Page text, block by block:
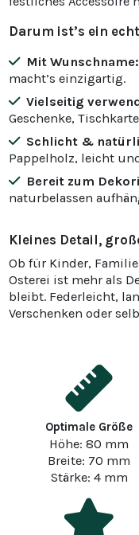
Darum ist’s ein
Mit Wunschname:
macht’s einzigartig.
Vielseitig
Geschenke,
Schlicht &
Pappelholz, leicht
Bereit zum
naturbelassen
Kleines Detail,
Ob für Kinder,
Osterei ist mehr als
bleibt. Federleicht,
Verschenken oder
Optimale Größe
Höhe: 80 mm
Breite: 70 mm
Stärke: 4 mm